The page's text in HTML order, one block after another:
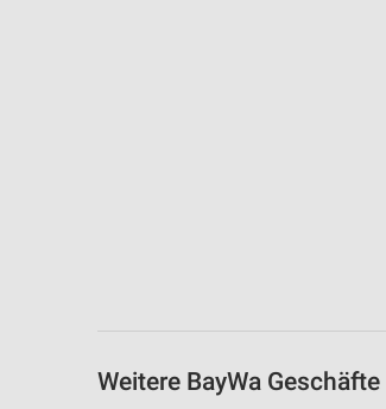
Weitere BayWa